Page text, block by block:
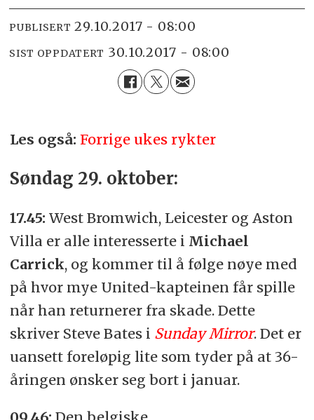
PUBLISERT 29.10.2017 - 08:00
SIST OPPDATERT 30.10.2017 - 08:00
Les også: Forrige ukes rykter
Søndag 29. oktober:
17.45: West Bromwich, Leicester og Aston
Villa er alle interesserte i Michael
Carrick, og kommer til å følge nøye med
på hvor mye United-kapteinen får spille
når han returnerer fra skade. Dette
skriver Steve Bates i Sunday Mirror. Det er
uansett foreløpig lite som tyder på at 36-
åringen ønsker seg bort i januar.